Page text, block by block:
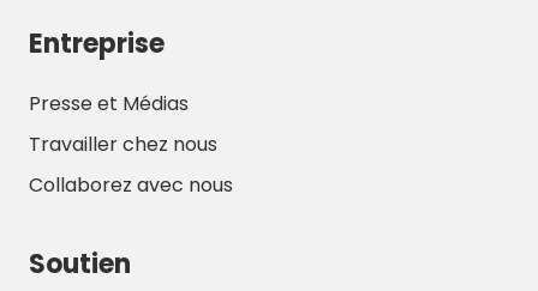
Entreprise
Presse et Médias
Travailler chez nous
Collaborez avec nous
Soutien